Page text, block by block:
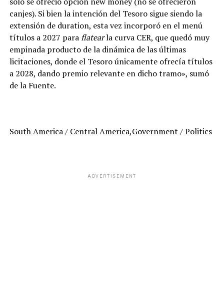
canjes). Si bien la intención del Tesoro sigue siendo la
extensión de duration, esta vez incorporó en el menú
títulos a 2027 paraflatearla curva CER, que quedó muy
empinada producto de la dinámica de las últimas
licitaciones, donde el Tesoro únicamente ofrecía títulos
a 2028, dando premio relevante en dicho tramo», sumó
de la Fuente.
South America / Central America,Government / Politics
ADVERTISEMENT